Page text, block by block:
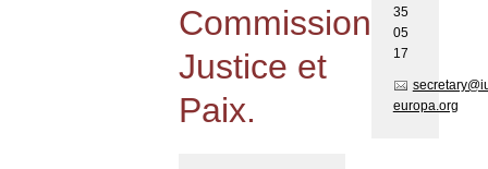
Commissions
Justice et
Paix.
35
05
17
europa.org